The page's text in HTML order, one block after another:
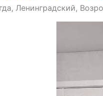
Ленинградский,